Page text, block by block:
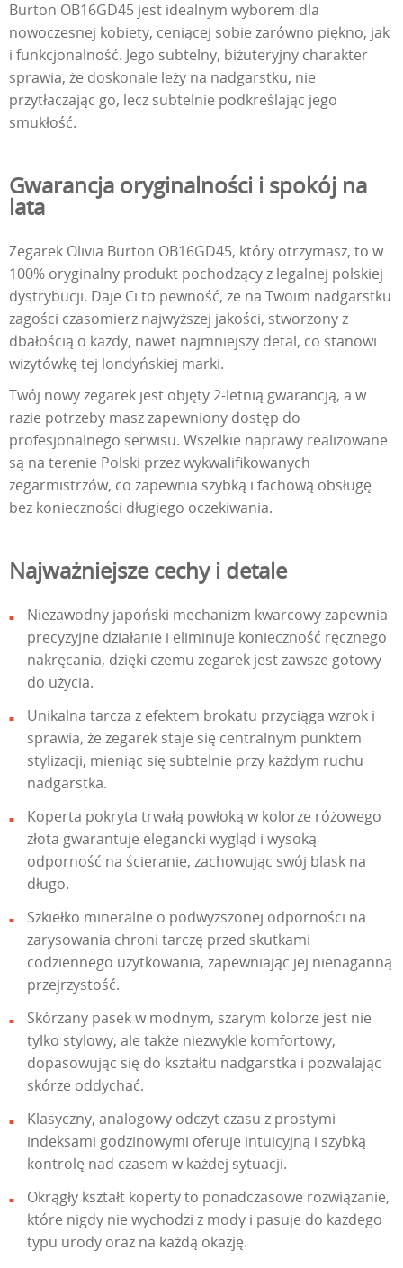
Burton OB16GD45 jest idealnym wyborem dla
nowoczesnej kobiety, ceniącej sobie zarówno piękno, jak
i funkcjonalność. Jego subtelny, biżuteryjny charakter
sprawia, że doskonale leży na nadgarstku, nie
przytłaczając go, lecz subtelnie podkreślając jego
smukłość.
Gwarancja oryginalności i spokój na
lata
Zegarek Olivia Burton OB16GD45, który otrzymasz, to w
100% oryginalny produkt pochodzący z legalnej polskiej
dystrybucji. Daje Ci to pewność, że na Twoim nadgarstku
zagości czasomierz najwyższej jakości, stworzony z
dbałością o każdy, nawet najmniejszy detal, co stanowi
wizytówkę tej londyńskiej marki.
Twój nowy zegarek jest objęty 2-letnią gwarancją, a w
razie potrzeby masz zapewniony dostęp do
profesjonalnego serwisu. Wszelkie naprawy realizowane
są na terenie Polski przez wykwalifikowanych
zegarmistrzów, co zapewnia szybką i fachową obsługę
bez konieczności długiego oczekiwania.
Najważniejsze cechy i detale
Niezawodny japoński mechanizm kwarcowy zapewnia
precyzyjne działanie i eliminuje konieczność ręcznego
nakręcania, dzięki czemu zegarek jest zawsze gotowy
do użycia.
Unikalna tarcza z efektem brokatu przyciąga wzrok i
sprawia, że zegarek staje się centralnym punktem
stylizacji, mieniąc się subtelnie przy każdym ruchu
nadgarstka.
Koperta pokryta trwałą powłoką w kolorze różowego
złota gwarantuje elegancki wygląd i wysoką
odporność na ścieranie, zachowując swój blask na
długo.
Szkiełko mineralne o podwyższonej odporności na
zarysowania chroni tarczę przed skutkami
codziennego użytkowania, zapewniając jej nienaganną
przejrzystość.
Skórzany pasek w modnym, szarym kolorze jest nie
tylko stylowy, ale także niezwykle komfortowy,
dopasowując się do kształtu nadgarstka i pozwalając
skórze oddychać.
Klasyczny, analogowy odczyt czasu z prostymi
indeksami godzinowymi oferuje intuicyjną i szybką
kontrolę nad czasem w każdej sytuacji.
Okrągły kształt koperty to ponadczasowe rozwiązanie,
które nigdy nie wychodzi z mody i pasuje do każdego
typu urody oraz na każdą okazję.